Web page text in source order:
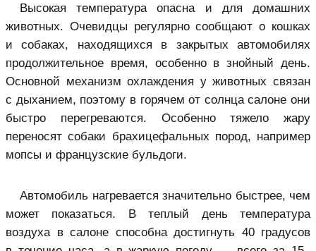
Высокая температура опасна и для домашних
животных. Очевидцы регулярно сообщают о кошках
и собаках, находящихся в закрытых автомобилях
продолжительное время, особенно в знойный день.
Основной механизм охлаждения у животных связан
с дыханием, поэтому в горячем от солнца салоне они
быстро перегреваются. Особенно тяжело жару
переносят собаки брахицефальных пород, например
мопсы и французские бульдоги.
Автомобиль нагревается значительно быстрее, чем
может показаться. В теплый день температура
воздуха в салоне способна достигнуть 40 градусов